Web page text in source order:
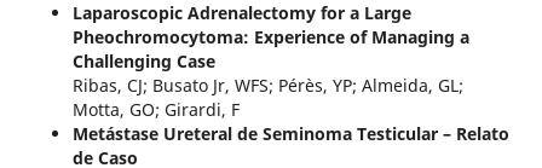
Laparoscopic Adrenalectomy for a Large
Pheochromocytoma: Experience of Managing a
Challenging Case
Ribas, CJ; Busato Jr, WFS; Pérès, YP; Almeida, GL;
Motta, GO; Girardi, F
Metástase Ureteral de Seminoma Testicular – Relato
de Caso